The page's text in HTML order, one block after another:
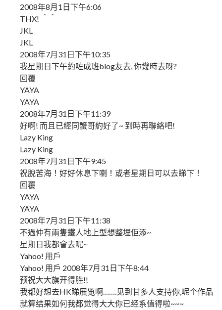
2008年8月1日下午6:06
THX! ＾＾
JKL
JKL
2008年7月31日下午10:35
我星期日下午約咗成班blog友去, 你幾時去呀?
回覆
YAYA
YAYA
2008年7月31日下午11:39
好啊! 而且已經同蟹哥約好了~ 到時再聯絡吧!
Lazy King
Lazy King
2008年7月31日下午9:45
祝脫苦海！好好休息下喇！或者星期日可以去睇下！
回覆
YAYA
YAYA
2008年7月31日下午11:38
不過仲有兩隻鐵人地上型想整埋佢添~
星期日我都會去呢~
Yahoo! 用戶
Yahoo! 用戶 2008年7月31日下午8:44
预祝大大旗开得胜!!
我都好想去HK睇展览啊…….见到甘多人支持你,呢个作品
就算结果如何我都觉得大大你已经系值得啦~~~